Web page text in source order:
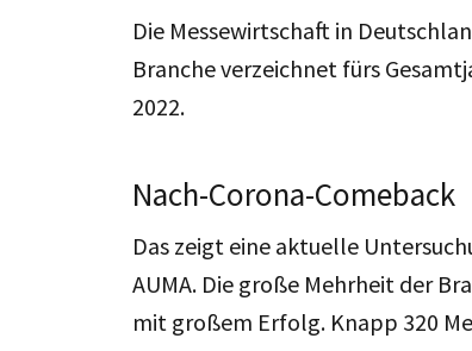
Die Messewirtschaft in
Branche verzeichnet fürs
2022.
Nach-Corona-Comeback
Das zeigt eine aktuelle
AUMA. Die große Mehrheit der
mit großem Erfolg. Knapp 320